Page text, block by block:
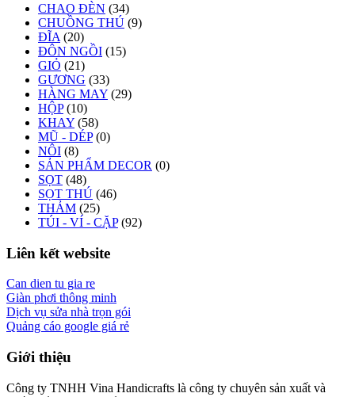
CHAO ĐÈN (34)
CHUỒNG THÚ (9)
ĐĨA (20)
ĐÔN NGỒI (15)
GIỎ (21)
GƯƠNG (33)
HÀNG MAY (29)
HỘP (10)
KHAY (58)
MŨ - DÉP (0)
NÔI (8)
SẢN PHẨM DECOR (0)
SỌT (48)
SỌT THÚ (46)
THẢM (25)
TÚI - VÍ - CẶP (92)
Liên kết website
Can dien tu gia re
Giàn phơi thông minh
Dịch vụ sửa nhà trọn gói
Quảng cáo google giá rẻ
Giới thiệu
Công ty TNHH Vina Handicrafts là công ty chuyên sản xuất và